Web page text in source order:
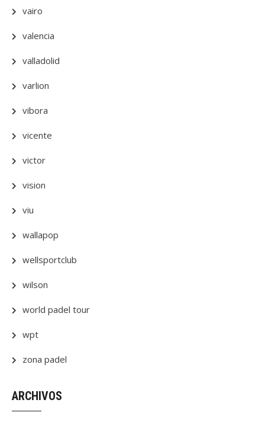
vairo
valencia
valladolid
varlion
vibora
vicente
victor
vision
viu
wallapop
wellsportclub
wilson
world padel tour
wpt
zona padel
ARCHIVOS